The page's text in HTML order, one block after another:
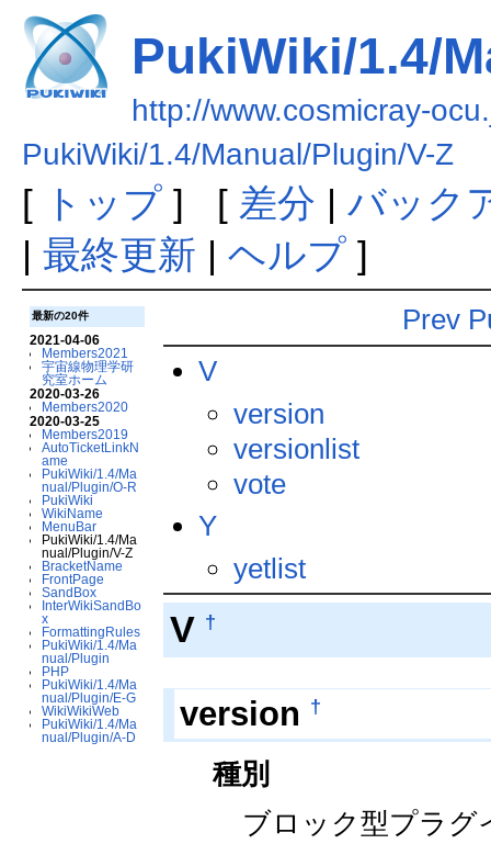
PukiWiki/1.4/
http://www.cosmicray-
PukiWiki/1.4/Manual/Plugin/V-Z
[ トップ] [ 差分 | バック
| 最終更新 | ヘルプ]
最新の20件
2021-04-06
Members2021
宇宙線物理学研
究室ホーム
2020-03-26
Members2020
2020-03-25
Members2019
AutoTicketLinkN
ame
PukiWiki/1.4/Ma
nual/Plugin/O-R
PukiWiki
WikiName
MenuBar
PukiWiki/1.4/Ma
nual/Plugin/V-Z
BracketName
FrontPage
SandBox
InterWikiSandBo
x
FormattingRules
PukiWiki/1.4/Ma
nual/Plugin
PHP
PukiWiki/1.4/Ma
nual/Plugin/E-G
WikiWikiWeb
PukiWiki/1.4/Ma
nual/Plugin/A-D
Prev
V
version
versionlist
vote
Y
yetlist
V †
version †
種別
ブロック型プラグ